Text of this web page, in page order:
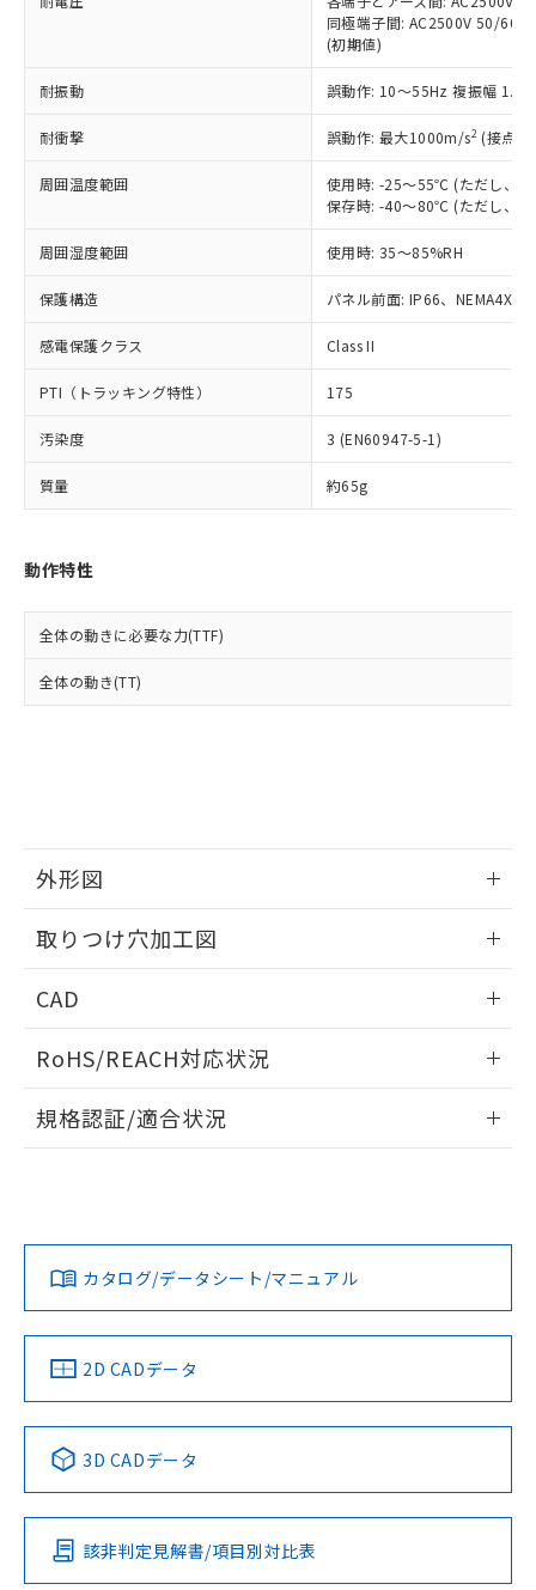
同極端子間: AC2500V 50/
(初期値)
耐振動 誤動作: 10～55Hz 複振幅
耐衝撃 誤動作: 最大1000m/s2 (接点
周囲温度範囲
使用時: -25～55℃ (ただし、氷
保存時: -40～80℃ (ただし、氷
周囲湿度範囲 使用時: 35～85%RH
保護構造 パネル前面: IP66、NEMA4X,
感電保護クラス Class II
PTI（トラッキング特性） 175
汚染度 3 (EN60947-5-1)
質量 約65g
動作特性
全体の動きに必要な力(TTF)
全体の動き(TT)
外形図
取りつけ穴加工図
CAD
ドすることができます。
ログイン/会員登録
ダウンロードデータをご利用いただく前に、以下を必ずお読
みください。
ソフトウェアの使用条件
RoHS/REACH対応状況
EU RoHS 注意事項・凡例
対応済み
中国 RoHS 注意事項・凡例
Pb Hg Cd Cr(VI)
O
規格認証/適合状況
カタログ/データシート/マニュアル
2D CADデータ
3D CADデータ
該非判定見解書/項目別対比表
在庫状況および標準価格照会結果は、
記載している更新日時点での社内デー
タに基づき作成されるものであり、閲
覧された時点での実際の在庫および標
準価格とは異なる場合があることをご
正式な納期状況および標準価格はお客
様のお取引先、またはお客様担当のオ
ムロン制御機器販売店・当社販売員に
オムロン制御機器販売店や当社販売拠
販売ネットワーク
」をご確認
在庫状況および標準価格結果を当社の
事前の承諾なく第三者に漏洩または開
示しないようお願いします。
マイパーツ機能（部品リスト作成サー
ビス）をご利用いただくには、I-Web
メンバーズにご登録されている必要が
引・商談に必要な範囲で利用すること
をご了承ください。
※当社の共同利用者とは、
の共同利用に関して"
の「1.共同利
むを得ず変更することがあります。
六価クロム(Cr(Ⅵ)) 1000ppm以下、ポリ臭化ビフェニル
類(PBB) 1000ppm以下、ポリ臭化ジフェニルエーテル類
(PBDE) 1000ppm以下、フタル酸ビス(2-エチルヘキシ
ル) (DEHP)(別名：DOP) 1000ppm以下、フタル酸ブチ
ルベンジル（BBP） 1000ppm以下、フタル酸ジブチル
（DBP） 1000ppm以下、フタル酸ジイソブチル
適用除外項目は除く。
フタル酸エステル類の４物質については閾値を超える意
図的な使用がないことを確認しています。
部品在庫の切り替え状況などにより、予定
月が前後することがあります。
とができます。
51物質の非含有証明書（当社基準）
欄に対応日を記載しておりました。
既に当社にて対応品への在庫切替を完了
していることから、特段のことがない限
り、2022年1月12日より割愛しておりま
す。
「－」：未確認です。当社販売部門へお問
*中国RoHS10物質の基準値 (GB/T26572)：
Pb(鉛) :1000ppm、 Hg(水銀) : 1000ppm、 Cd(カドミウ
Cr(Ⅵ)(六価クロム) : 1000ppm、 PBBs(ポリ臭化ビフェ
DBP(フタル酸ジブチル) : 1000ppm、 DIBP(フタル酸ジ
イソブチル) : 1000ppm、 BBP(フタル酸ブチルベンジ
DEHP(フタル酸ビス(2-エチルヘキシル)) : 1000ppm
※2 環境保護使用期限
「ｅ」：有害物質（10物質）のすべてが基
準値以下であることを示します。
「10」：通常の使用状況下において有害物
質が外部に漏えいし、環境に深刻な影響を
及ぼさない年数を意味します。
「－」：未確認です。当社販売部門へお問
い合わせください。
為替および外国貿易法に定める商品
（以下｢規制貨物等」という）を輸出
または国外への提供する場合は、日本
国政府の輸出許可(または役務取引許
可)を取得するなどの必要な手続きを
当社は規制貨物を破棄する場合は、完
全に破砕するなど、違法に輸出されな
いよう必要な手段を講じます。
当社は貴社製品を、核兵器、ミサイ
ル、化学兵器、生物兵器またはその他
武器並びにこれらの製造装置等に一切
当社は、貴社製品を第三者に販売する
場合は、上記1、2および3の内容を当
該第三者に通知します。また当社は、
販売先および販売に係わる関係者が違
法に輸出するおそれがある場合は、取
り引きをいたしません。
一定数以上の在庫あり
一定数には満たないが在庫あり
在庫なし(最新の在庫状況につ
いては、お客様のお取引先、ま
たはお客様担当のオムロン制御
機器販売店・当社販売員にご確
受注生産機種、また在庫状況の
情報を公開していない機種